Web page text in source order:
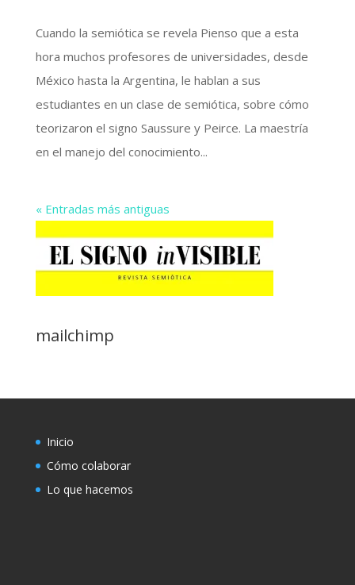
Cuando la semiótica se revela Pienso que a esta
hora muchos profesores de universidades, desde
México hasta la Argentina, le hablan a sus
estudiantes en un clase de semiótica, sobre cómo
teorizaron el signo Saussure y Peirce. La maestría
en el manejo del conocimiento...
« Entradas más antiguas
mailchimp
Inicio
Cómo colaborar
Lo que hacemos